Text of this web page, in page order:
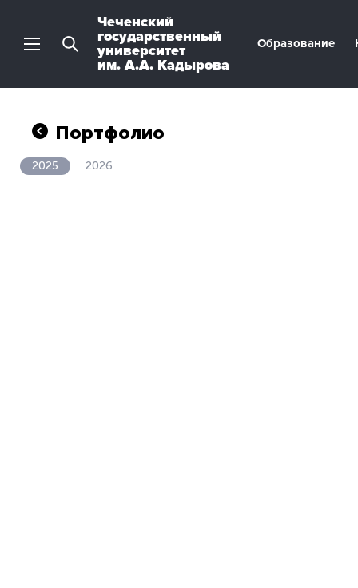
Чеченский
государственный
университет
им. А.А. Кадырова
Образование
Портфолио
2025 2026